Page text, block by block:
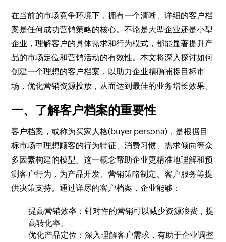
在当前的市场竞争环境下，拥有一个清晰、详细的客户档
案是任何成功营销策略的核心。不论是大型企业还是小型
企业，理解客户的具体需求和行为模式，都能显著提升产
品的市场定位和营销活动的有效性。本文将深入探讨如何
创建一个理想的客户档案，以助力企业精确捕捉目标市
场，优化营销资源投放，从而达到最佳的业务增长效果。
一、了解客户档案的重要性
客户档案，或称为买家人格(buyer persona)，是根据目
标市场中理想顾客的行为特征、消费习惯、需求倾向等众
多因素构建的模型。这一概念帮助企业更精准地理解和预
测客户行为，为产品开发、营销策略制定、客户服务等提
供决策支持。通过详尽的客户档案，企业能够：
提高营销效率：针对性的营销可以减少资源浪费，提
高转化率。
优化产品定位：深入理解客户需求，有助于企业调整